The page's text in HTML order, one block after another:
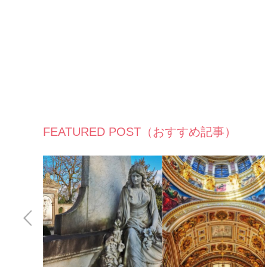
FEATURED POST（おすすめ記事）